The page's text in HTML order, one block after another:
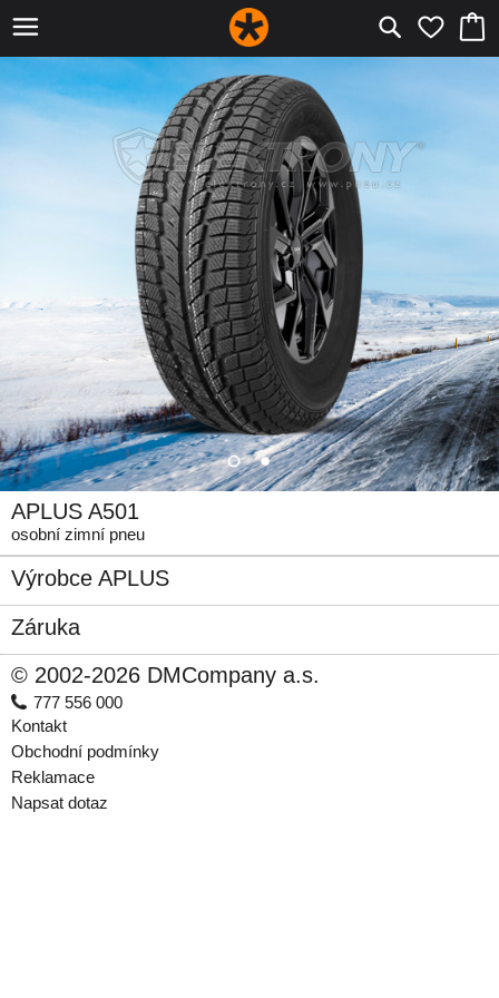
APLUS A501
osobní zimní pneu
Výrobce APLUS
Záruka
© 2002-2026 DMCompany a.s.
777 556 000
Kontakt
Obchodní podmínky
Reklamace
Napsat dotaz